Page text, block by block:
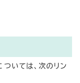
いては、次のリン